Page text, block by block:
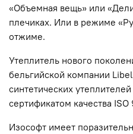
«Объемная вещь» или
плечиках. Или в режиме
отжиме.
Утеплитель нового
бельгийской компании
синтетических
сертификатом качества ISO
Изософт имеет